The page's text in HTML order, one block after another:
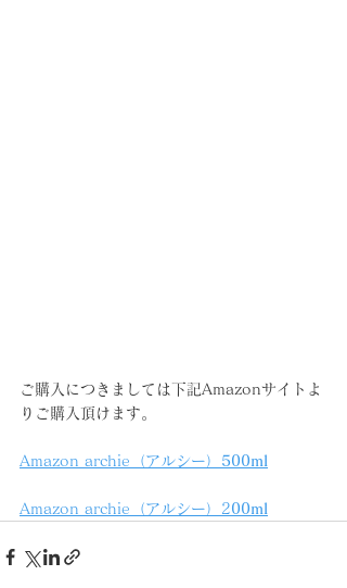
ご購入につきましては下記Amazonサイトよ
りご購入頂けます。
Amazon archie（アルシー） 500ml
Amazon archie（アルシー）200ml